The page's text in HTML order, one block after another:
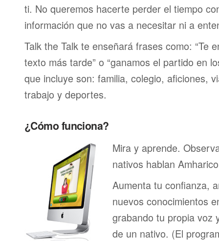
ti. No queremos hacerte perder el tiempo
información que no vas a necesitar ni a
Talk the Talk te enseñará frases como: “Te
texto más tarde” o “ganamos el partido en
que incluye son: familia, colegio, aficiones,
trabajo y deportes.
¿Cómo funciona?
Mira y aprende.
nativos hablan
Aumenta tu confianza,
nuevos conocimientos
grabando tu propia voz
de un nativo. (El